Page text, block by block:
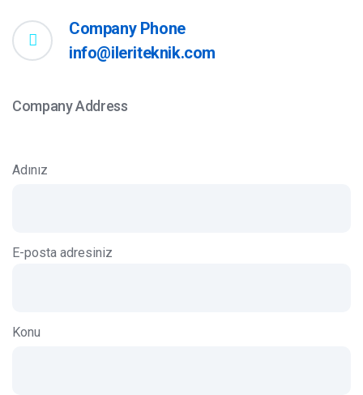
Company Phone
info@ileriteknik.com
Company Address
Adınız
E-posta adresiniz
Konu